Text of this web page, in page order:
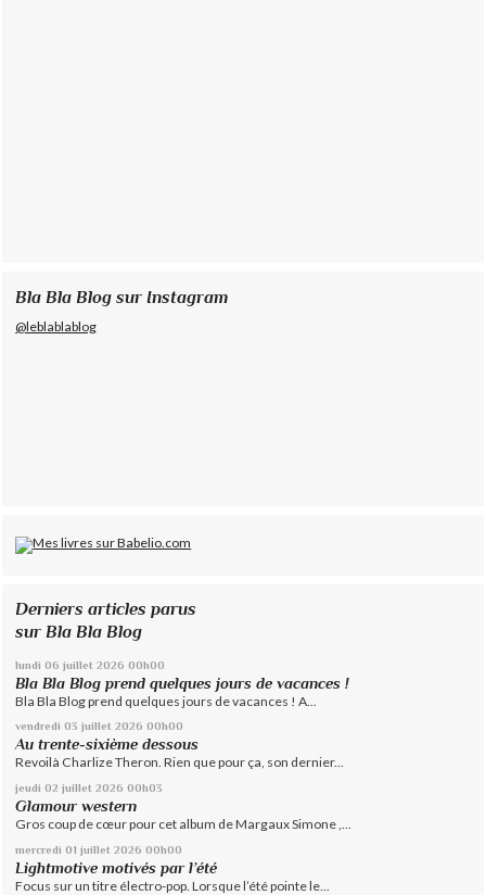
Bla Bla Blog sur Instagram
@leblablablog
Derniers articles parus
sur Bla Bla Blog
lundi 06 juillet 2026 00h00
Bla Bla Blog prend quelques jours de vacances !
Bla Bla Blog prend quelques jours de vacances ! A...
vendredi 03 juillet 2026 00h00
Au trente-sixième dessous
Revoilà Charlize Theron. Rien que pour ça, son dernier...
jeudi 02 juillet 2026 00h03
Glamour western
Gros coup de cœur pour cet album de Margaux Simone ,...
mercredi 01 juillet 2026 00h00
Lightmotive motivés par l’été
Focus sur un titre électro-pop. Lorsque l’été pointe le...